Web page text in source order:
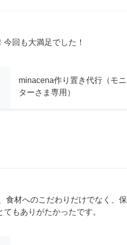
回も大満足でした！
minacena作り置き代行（モニ
ターさま専用）
食材へのこだわりだけでなく、保
もありがたかったです。